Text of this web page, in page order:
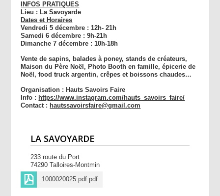
INFOS PRATIQUES
Lieu : La Savoyarde
Dates et Horaires
Vendredi 5 décembre : 12h- 21h
Samedi 6 décembre : 9h-21h
Dimanche 7 décembre : 10h-18h
Vente de sapins, balades à poney, stands de créateurs,
Maison du Père Noël, Photo Booth en famille, épicerie de
Noël, food truck argentin, crêpes et boissons chaudes…
Organisation : Hauts Savoirs Faire
Info : https://www.instagram.com/hauts_savoirs_faire/
Contact : hautssavoirsfaire@gmail.com
LA SAVOYARDE
233 route du Port
74290 Talloires-Montmin
1000020025.pdf.pdf